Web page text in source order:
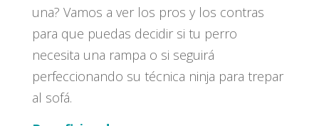
una? Vamos a ver los pros y los contras
para que puedas decidir si tu perro
necesita una rampa o si seguirá
perfeccionando su técnica ninja para trepar
al sofá.